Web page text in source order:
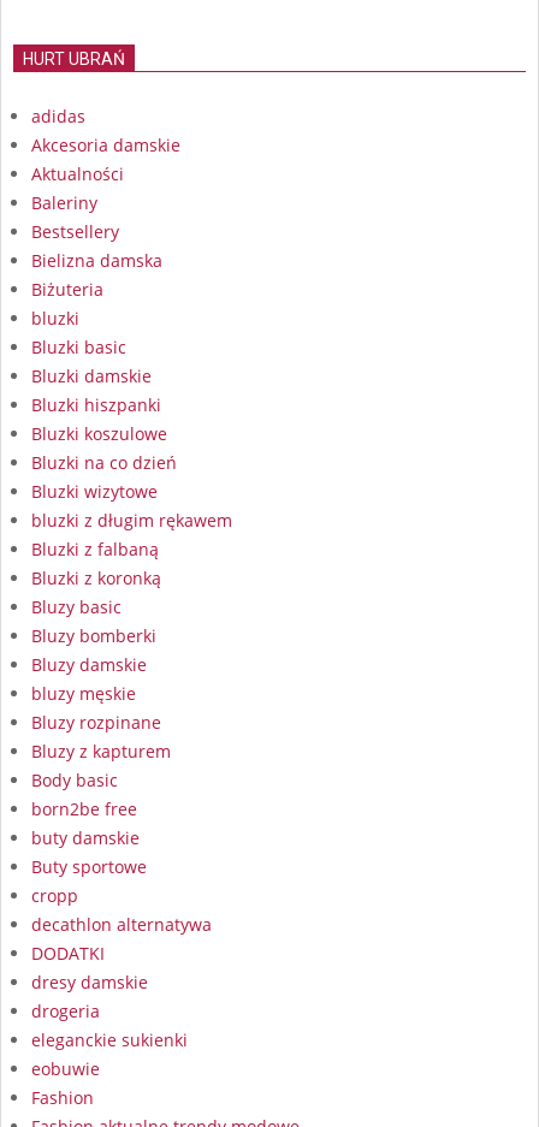
HURT UBRAŃ
adidas
Akcesoria damskie
Aktualności
Baleriny
Bestsellery
Bielizna damska
Biżuteria
bluzki
Bluzki basic
Bluzki damskie
Bluzki hiszpanki
Bluzki koszulowe
Bluzki na co dzień
Bluzki wizytowe
bluzki z długim rękawem
Bluzki z falbaną
Bluzki z koronką
Bluzy basic
Bluzy bomberki
Bluzy damskie
bluzy męskie
Bluzy rozpinane
Bluzy z kapturem
Body basic
born2be free
buty damskie
Buty sportowe
cropp
decathlon alternatywa
DODATKI
dresy damskie
drogeria
eleganckie sukienki
eobuwie
Fashion